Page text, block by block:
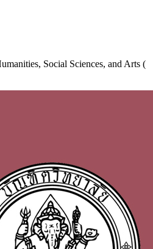
Social Sciences, and Arts (